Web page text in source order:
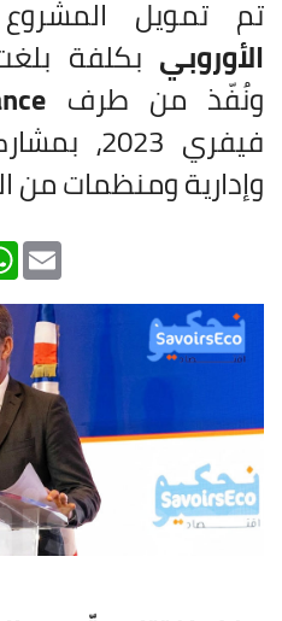
تم تمويل
الأوروبي بكلفة
ونُفّذ من طرف
فيفري
وإدارية ومنظمات من
Email